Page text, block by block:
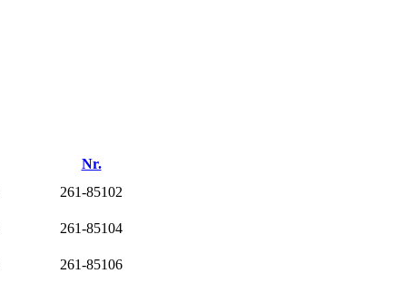
Nr.
261-85102
261-85104
261-85106